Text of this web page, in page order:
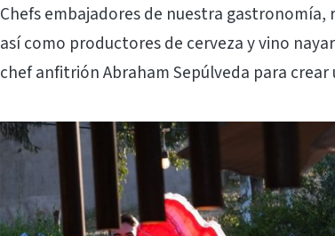
Chefs embajadores de nuestra
así como productores de cerveza y vino
chef anfitrión Abraham Sepúlveda para